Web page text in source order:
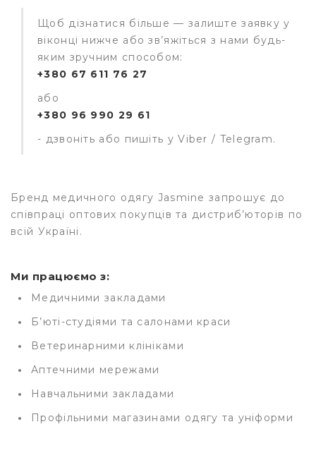
Щоб дізнатися більше — залиште заявку у
віконці нижче або зв’яжіться з нами будь-
яким зручним способом:
+380 67 611 76 27
або
+380 96 990 29 61
- дзвоніть або пишіть у Viber / Telegram.
Бренд медичного одягу Jasmine запрошує до
співпраці оптових покупців та дистриб’юторів по
всій Україні.
Ми працюємо з:
Медичними закладами
Б’юті-студіями та салонами краси
Ветеринарними клініками
Аптечними мережами
Навчальними закладами
Профільними магазинами одягу та уніформи